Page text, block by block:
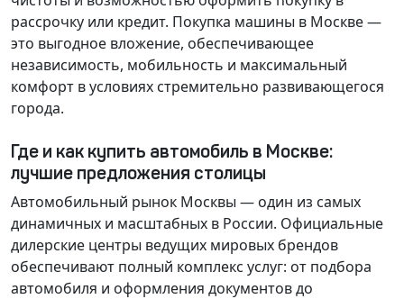
рассрочку или кредит. Покупка машины в Москве —
это выгодное вложение, обеспечивающее
независимость, мобильность и максимальный
комфорт в условиях стремительно развивающегося
города.
Где и как купить автомобиль в Москве:
лучшие предложения столицы
Автомобильный рынок Москвы — один из самых
динамичных и масштабных в России. Официальные
дилерские центры ведущих мировых брендов
обеспечивают полный комплекс услуг: от подбора
автомобиля и оформления документов до